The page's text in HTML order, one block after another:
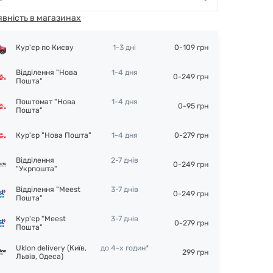
в магазинах
Кур'єр по Києву 1-3 дні 0-109 грн
Відділення "Нова
Пошта"
1-4 дня 0-249 грн
Поштомат "Нова
Пошта"
1-4 дня 0-95 грн
Кур'єр "Нова Пошта" 1-4 дня 0-279 грн
Відділення
"Укрпошта"
2-7 днів 0-249 грн
Відділення "Meest
Пошта"
3-7 днів 0-249 грн
Кур'єр "Meest
Пошта"
3-7 днів 0-279 грн
Uklon delivery (Київ,
Львів, Одеса)
до 4-х годин* 299 грн